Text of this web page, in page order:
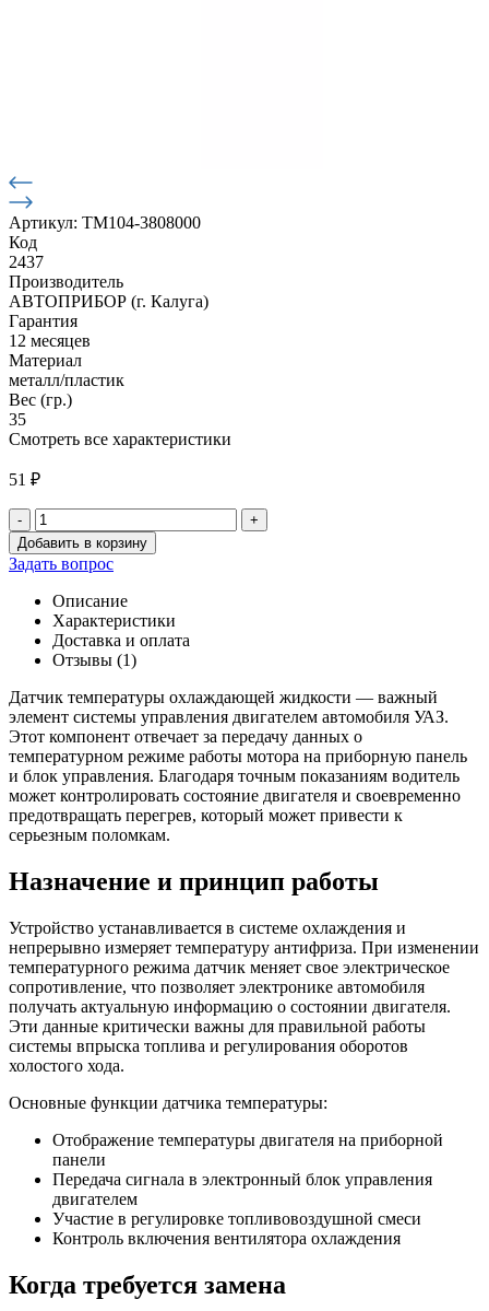
Артикул: ТМ104-3808000
Код
2437
Производитель
АВТОПРИБОР (г. Калуга)
Гарантия
12 месяцев
Материал
металл/пластик
Вес (гр.)
35
Смотреть все характеристики
51 ₽
- +
Количество
товара
Датчик
температуры
ТМ-104
Добавить в корзину
Задать вопрос
Описание
Характеристики
Доставка и оплата
Отзывы (1)
Датчик температуры охлаждающей жидкости — важный
элемент системы управления двигателем автомобиля УАЗ.
Этот компонент отвечает за передачу данных о
температурном режиме работы мотора на приборную панель
и блок управления. Благодаря точным показаниям водитель
может контролировать состояние двигателя и своевременно
предотвращать перегрев, который может привести к
серьезным поломкам.
Назначение и принцип работы
Устройство устанавливается в системе охлаждения и
непрерывно измеряет температуру антифриза. При изменении
температурного режима датчик меняет свое электрическое
сопротивление, что позволяет электронике автомобиля
получать актуальную информацию о состоянии двигателя.
Эти данные критически важны для правильной работы
системы впрыска топлива и регулирования оборотов
холостого хода.
Основные функции датчика температуры:
Отображение температуры двигателя на приборной
панели
Передача сигнала в электронный блок управления
двигателем
Участие в регулировке топливовоздушной смеси
Контроль включения вентилятора охлаждения
Когда требуется замена